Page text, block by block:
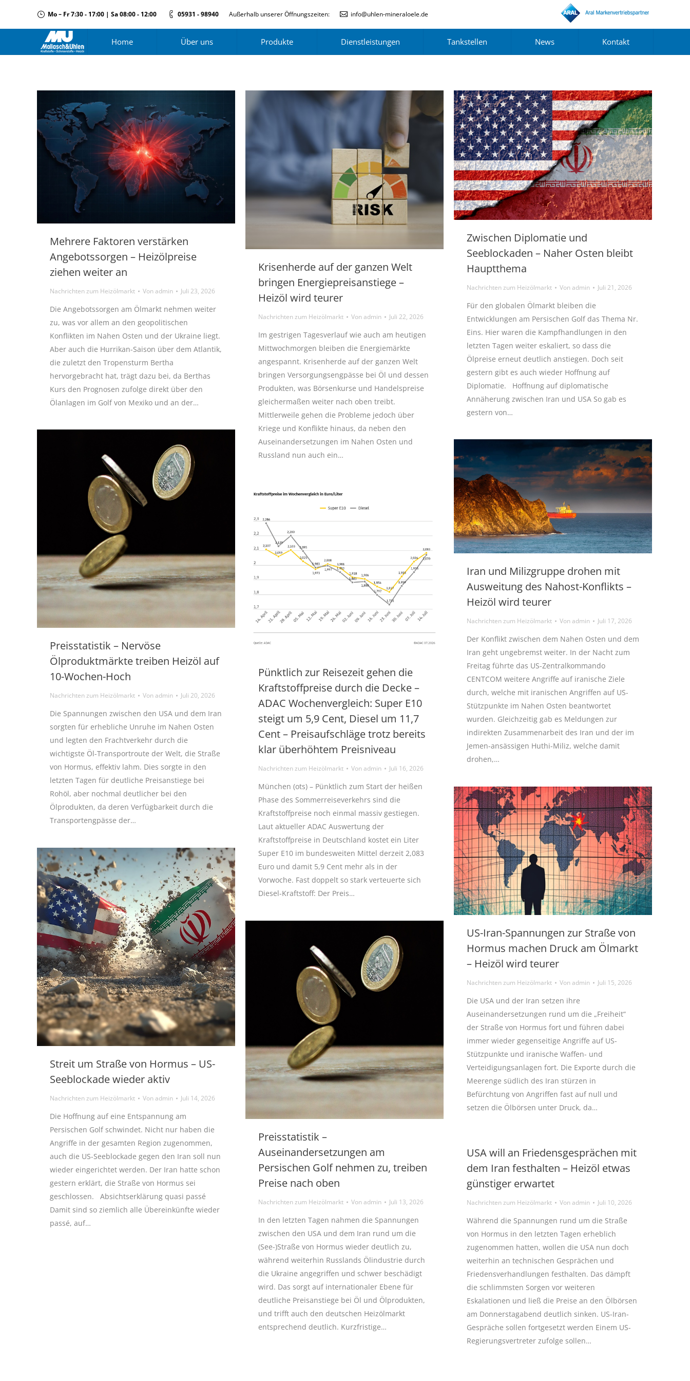
Mo – Fr 7:30 - 17:00 | Sa 08:00 - 12:00 05931 - 98940 Außerhalb unserer Öffnungszeiten: info@uhlen-mineraloele.de
Home Über uns Produkte Dienstleistungen Tankstellen News Kontakt
Mehrere Faktoren verstärken
Angebotssorgen – Heizölpreise
ziehen weiter an
Nachrichten zum Heizölmarkt Vonadmin Juli 23, 2026
Die Angebotssorgen am Ölmarkt nehmen weiter
zu, was vor allem an den geopolitischen
Konflikten im Nahen Osten und der Ukraine liegt.
Aber auch die Hurrikan-Saison über dem Atlantik,
die zuletzt den Tropensturm Bertha
hervorgebracht hat, trägt dazu bei, da Berthas
Kurs den Prognosen zufolge direkt über den
Ölanlagen im Golf von Mexiko und an der…
Krisenherde auf der ganzen Welt
bringen Energiepreisanstiege –
Heizöl wird teurer
Nachrichten zum Heizölmarkt Vonadmin Juli 22, 2026
Im gestrigen Tagesverlauf wie auch am heutigen
Mittwochmorgen bleiben die Energiemärkte
angespannt. Krisenherde auf der ganzen Welt
bringen Versorgungsengpässe bei Öl und dessen
Produkten, was Börsenkurse und Handelspreise
gleichermaßen weiter nach oben treibt.
Mittlerweile gehen die Probleme jedoch über
Kriege und Konflikte hinaus, da neben den
Auseinandersetzungen im Nahen Osten und
Russland nun auch ein…
Zwischen Diplomatie und
Seeblockaden – Naher Osten bleibt
Hauptthema
Nachrichten zum Heizölmarkt Vonadmin Juli 21, 2026
Für den globalen Ölmarkt bleiben die
Entwicklungen am Persischen Golf das Thema Nr.
Eins. Hier waren die Kampfhandlungen in den
letzten Tagen weiter eskaliert, so dass die
Ölpreise erneut deutlich anstiegen. Doch seit
gestern gibt es auch wieder Hoffnung auf
Diplomatie. Hoffnung auf diplomatische
Annäherung zwischen Iran und USA So gab es
gestern von…
Preisstatistik – Nervöse
Ölproduktmärkte treiben Heizöl auf
10-Wochen-Hoch
Nachrichten zum Heizölmarkt Vonadmin Juli 20, 2026
Die Spannungen zwischen den USA und dem Iran
sorgten für erhebliche Unruhe im Nahen Osten
und legten den Frachtverkehr durch die
wichtigste Öl-Transportroute der Welt, die Straße
von Hormus, effektiv lahm. Dies sorgte in den
letzten Tagen für deutliche Preisanstiege bei
Rohöl, aber nochmal deutlicher bei den
Ölprodukten, da deren Verfügbarkeit durch die
Transportengpässe der…
Iran und Milizgruppe drohen mit
Ausweitung des Nahost-Konflikts –
Heizöl wird teurer
Nachrichten zum Heizölmarkt Vonadmin Juli 17, 2026
Der Konflikt zwischen dem Nahen Osten und dem
Iran geht ungebremst weiter. In der Nacht zum
Freitag führte das US-Zentralkommando
CENTCOM weitere Angriffe auf iranische Ziele
durch, welche mit iranischen Angriffen auf US-
Stützpunkte im Nahen Osten beantwortet
wurden. Gleichzeitig gab es Meldungen zur
indirekten Zusammenarbeit des Iran und der im
Jemen-ansässigen Huthi-Miliz, welche damit
drohen,…
Pünktlich zur Reisezeit gehen die
Kraftstoffpreise durch die Decke –
ADAC Wochenvergleich: Super E10
steigt um 5,9 Cent, Diesel um 11,7
Cent – Preisaufschläge trotz bereits
klar überhöhtem Preisniveau
Nachrichten zum Heizölmarkt Vonadmin Juli 16, 2026
München (ots) – Pünktlich zum Start der heißen
Phase des Sommerreiseverkehrs sind die
Kraftstoffpreise noch einmal massiv gestiegen.
Laut aktueller ADAC Auswertung der
Kraftstoffpreise in Deutschland kostet ein Liter
Super E10 im bundesweiten Mittel derzeit 2,083
Euro und damit 5,9 Cent mehr als in der
Vorwoche. Fast doppelt so stark verteuerte sich
Diesel-Kraftstoff: Der Preis…
US-Iran-Spannungen zur Straße von
Hormus machen Druck am Ölmarkt
– Heizöl wird teurer
Nachrichten zum Heizölmarkt Vonadmin Juli 15, 2026
Die USA und der Iran setzen ihre
Auseinandersetzungen rund um die „Freiheit“
der Straße von Hormus fort und führen dabei
immer wieder gegenseitige Angriffe auf US-
Stützpunkte und iranische Waffen- und
Verteidigungsanlagen fort. Die Exporte durch die
Meerenge südlich des Iran stürzen in
Befürchtung von Angriffen fast auf null und
setzen die Ölbörsen unter Druck, da…
Streit um Straße von Hormus – US-
Seeblockade wieder aktiv
Nachrichten zum Heizölmarkt Vonadmin Juli 14, 2026
Die Hoffnung auf eine Entspannung am
Persischen Golf schwindet. Nicht nur haben die
Angriffe in der gesamten Region zugenommen,
auch die US-Seeblockade gegen den Iran soll nun
wieder eingerichtet werden. Der Iran hatte schon
gestern erklärt, die Straße von Hormus sei
geschlossen. Absichtserklärung quasi passé
Damit sind so ziemlich alle Übereinkünfte wieder
passé, auf…
Preisstatistik –
Auseinandersetzungen am
Persischen Golf nehmen zu, treiben
Preise nach oben
Nachrichten zum Heizölmarkt Vonadmin Juli 13, 2026
In den letzten Tagen nahmen die Spannungen
zwischen den USA und dem Iran rund um die
(See-)Straße von Hormus wieder deutlich zu,
während weiterhin Russlands Ölindustrie durch
die Ukraine angegriffen und schwer beschädigt
wird. Das sorgt auf internationaler Ebene für
deutliche Preisanstiege bei Öl und Ölprodukten,
und trifft auch den deutschen Heizölmarkt
entsprechend deutlich. Kurzfristige…
USA will an Friedensgesprächen mit
dem Iran festhalten – Heizöl etwas
günstiger erwartet
Nachrichten zum Heizölmarkt Vonadmin Juli 10, 2026
Während die Spannungen rund um die Straße
von Hormus in den letzten Tagen erheblich
zugenommen hatten, wollen die USA nun doch
weiterhin an technischen Gesprächen und
Friedensverhandlungen festhalten. Das dämpft
die schlimmsten Sorgen vor weiteren
Eskalationen und ließ die Preise an den Ölbörsen
am Donnerstagabend deutlich sinken. US-Iran-
Gespräche sollen fortgesetzt werden Einem US-
Regierungsvertreter zufolge sollen…